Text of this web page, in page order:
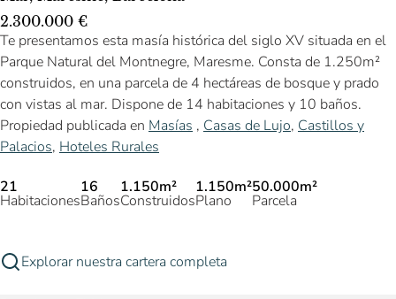
2.300.000 €
Te presentamos esta masía histórica del siglo XV situada en el
Parque Natural del Montnegre, Maresme. Consta de 1.250m²
construidos, en una parcela de 4 hectáreas de bosque y prado
con vistas al mar. Dispone de 14 habitaciones y 10 baños.
Propiedad publicada en Masías , Casas de Lujo, Castillos y
Palacios, Hoteles Rurales
21
Habitaciones
16
Baños
1.150m²
Construidos
1.150m²
Plano
50.000m²
Parcela
Explorar nuestra cartera completa